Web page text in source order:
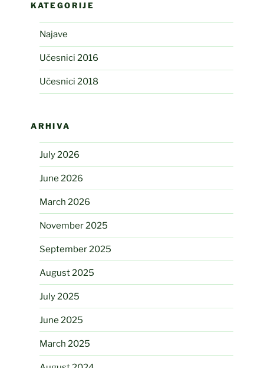
KATEGORIJE
Najave
Učesnici 2016
Učesnici 2018
ARHIVA
July 2026
June 2026
March 2026
November 2025
September 2025
August 2025
July 2025
June 2025
March 2025